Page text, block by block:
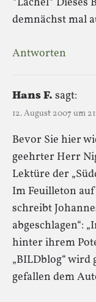
demnächst mal
Antworten
Hans F. sagt:
12. August 2007 um
Bevor Sie hier
geehrter Herr
Lektüre der
Im Feuilleton auf
schreibt
abgeschlagen“:
hinter ihrem
„BILDblog“ wird
gefallen dem